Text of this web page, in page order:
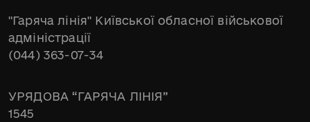
"Гаряча лінія" Київської обласної військової
адміністрації
(044) 363-07-34
УРЯДОВА “ГАРЯЧА ЛІНІЯ”
1545